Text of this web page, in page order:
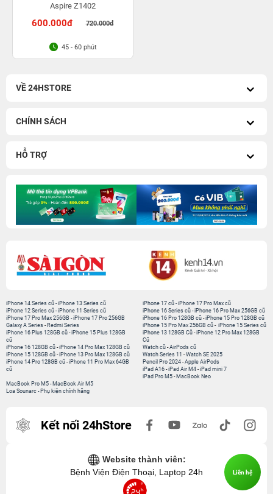
Aspire Z1402
600.000đ 720.000đ
45 - 60 phút
VỀ 24HSTORE
CHÍNH SÁCH
HỖ TRỢ
iPhone 14 Series cũ -iPhone 13 Series cũ
iPhone 12 Series cũ -iPhone 11 Series cũ
iPhone 17 Pro Max 256GB -iPhone 17 Pro 256GB
Galaxy A Series - Redmi Series
iPhone 17 cũ -iPhone 17 Pro Max cũ
iPhone 16 Series cũ - iPhone 16 Pro Max 256GB cũ
iPhone 16 Pro 128GB cũ -iPhone 15 Pro 128GB cũ
iPhone 15 Pro Max 256GB cũ - iPhone 15 Series cũ
iPhone 16 Plus 128GB cũ -iPhone 15 Plus 128GB
cũ
iPhone 16 128GB cũ -iPhone 14 Pro Max 128GB cũ
iPhone 15 128GB cũ -iPhone 13 Pro Max 128GB cũ
iPhone 14 Pro 128GB cũ -iPhone 11 Pro Max 64GB
cũ
iPhone 13 128GB Cũ -iPhone 12 Pro Max 128GB
Cũ
Watch cũ -AirPods cũ
Watch Series 11 -Watch SE 2025
Pencil Pro 2024 -Apple AirPods
iPad A16 -iPad Air M4 -iPad mini 7
iPad Pro M5 - MacBook Neo
MacBook Pro M5 - MacBook Air M5
Loa Sounarc - Phụ kiện chính hãng
Kết nối 24hStore
Website thành viên:
Bệnh Viện Điện Thoại, Laptop 24h
Liên hệ